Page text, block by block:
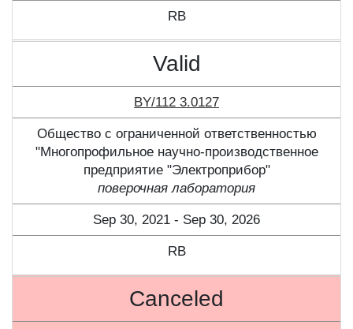
RB
Valid
BY/112 3.0127
Общество с ограниченной ответственностью
"Многопрофильное научно-производственное
предприятие "Электроприбор"
поверочная лаборатория
Sep 30, 2021 - Sep 30, 2026
RB
Canceled